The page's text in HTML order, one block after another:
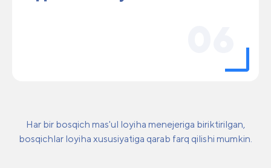
Har bir bosqich mas'ul loyiha menejeriga biriktirilgan,
bosqichlar loyiha xususiyatiga qarab farq qilishi mumkin.